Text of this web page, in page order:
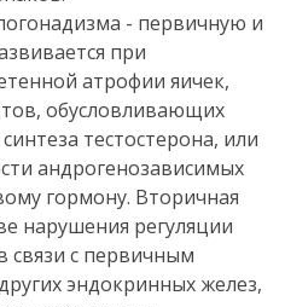
- первичную и
при
атрофии яичек,
обусловливающих
тестостерона, или
андрогенозависимых
гормону. Вторичная
нарушения регуляции
связи с первичным
эндокринных желез,